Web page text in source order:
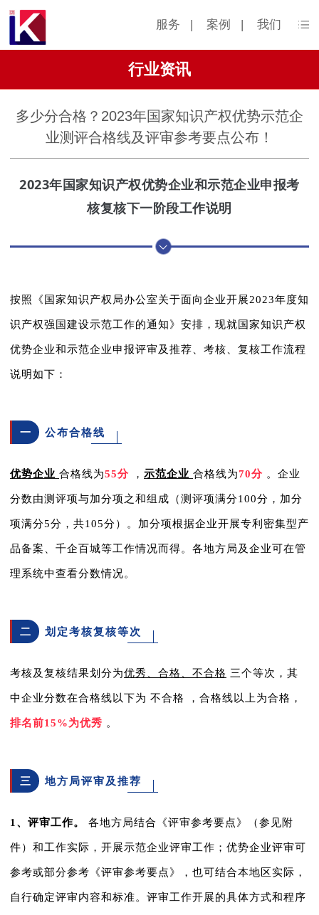
服务 | 案例 | 我们
行业资讯
多少分合格？2023年国家知识产权优势示范企
业测评合格线及评审参考要点公布！
2023年国家知识产权优势企业和示范企业申报考
核复核下一阶段工作说明
按照《国家知识产权局办公室关于面向企业开展2023年度知
识产权强国建设示范工作的通知》安排，现就国家知识产权
优势企业和示范企业申报评审及推荐、考核、复核工作流程
说明如下：
一 公布合格线
优势企业 合格线为55分 ， 示范企业 合格线为70分 。企业
分数由测评项与加分项之和组成（测评项满分100分，加分
项满分5分，共105分）。加分项根据企业开展专利密集型产
品备案、千企百城等工作情况而得。各地方局及企业可在管
理系统中查看分数情况。
二 划定考核复核等次
考核及复核结果划分为优秀、合格、不合格 三个等次，其
中企业分数在合格线以下为 不合格 ，合格线以上为合格，
排名前15%为优秀 。
三 地方局评审及推荐
1、评审工作。 各地方局结合《评审参考要点》（参见附
件）和工作实际，开展示范企业评审工作；优势企业评审可
参考或部分参考《评审参考要点》，也可结合本地区实际，
自行确定评审内容和标准。评审工作开展的具体方式和程序